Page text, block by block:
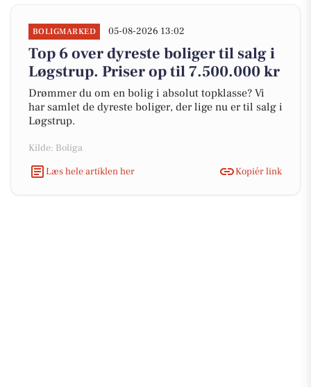
BOLIGMARKED 05-08-2026 13:02
Top 6 over dyreste boliger til salg i
Løgstrup. Priser op til 7.500.000 kr
Drømmer du om en bolig i absolut topklasse? Vi
har samlet de dyreste boliger, der lige nu er til salg i
Løgstrup.
Kilde: Boliga
Læs hele artiklen her
Kopiér link